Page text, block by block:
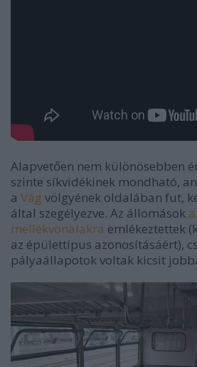
Alapvetően nem különösebben
szinte síkvidékinek mondható,
a Vág völgyének oldalában fut,
által szegélyezve. Az állomások
mellékvonalakra emlékeztettek
az épülettípus azonosításáért),
pályaállapotok voltak kicsit